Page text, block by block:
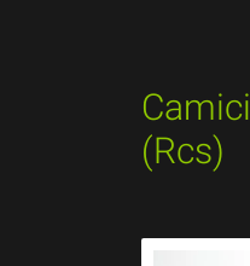
(Rcs)